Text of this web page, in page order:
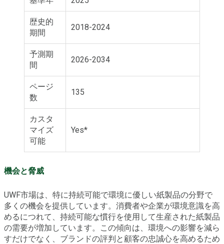
歴史的
期間
2018-2024
予測期
間
2026-2034
ページ
数
135
カスタ
マイズ
可能
Yes*
機会と脅威
UWF市場は、特に持続可能で環境に優しい紙製品の分野で
多くの機会を提供しています。消費者や企業が環境意識を高
めるにつれて、持続可能な慣行を使用して生産された紙製品
の需要が増加しています。この傾向は、環境への影響を減ら
すだけでなく、ブランドの評判と顧客の忠誠心を高めるため